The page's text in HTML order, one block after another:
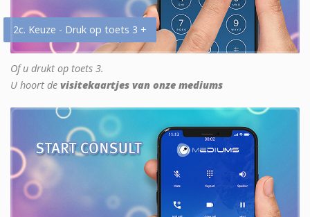
2c. Keuze - Druk op toets 3 +
Of u drukt op toets 3.
U hoort de visitekaartjes van onze mediums